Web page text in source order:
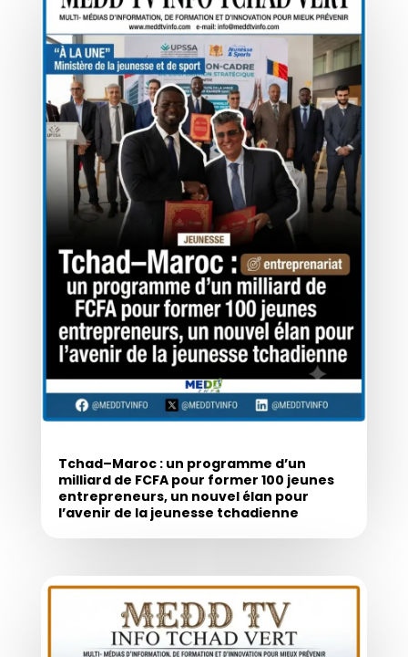
Tchad–Maroc : un programme d’un
milliard de FCFA pour former 100 jeunes
entrepreneurs, un nouvel élan pour
l’avenir de la jeunesse tchadienne